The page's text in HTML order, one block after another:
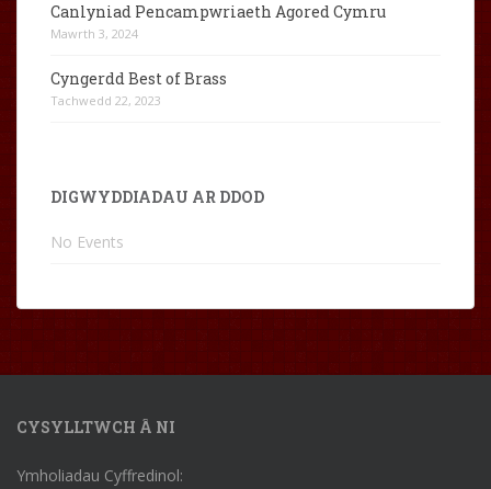
Canlyniad Pencampwriaeth Agored Cymru
Mawrth 3, 2024
Cyngerdd Best of Brass
Tachwedd 22, 2023
DIGWYDDIADAU AR DDOD
No Events
CYSYLLTWCH Â NI
Ymholiadau Cyffredinol: